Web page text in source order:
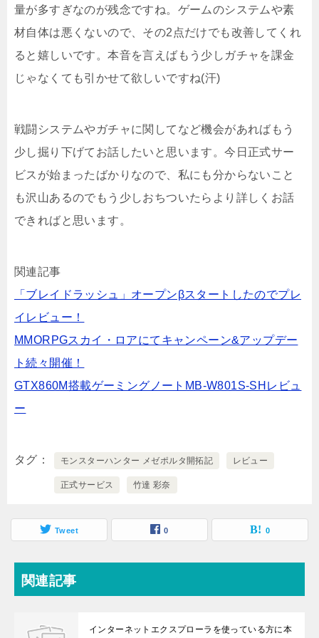
量が多すぎなのが残念ですね。ゲームのシステムや素
材自体は悪くないので、その2点だけでも改善してくれ
ると嬉しいです。本音を言えばもう少しガチャを課金
じゃなくても引かせて欲しいですね(汗)
戦闘システムやガチャに関してなど機会があればもう
少し掘り下げてお話したいと思います。今日正式サー
ビスが始まったばかりなので、私にも分からないこと
も沢山あるのでもう少しおちついたらより詳しくお話
できればと思います。
関連記事
「ブレイドラッシュ」オープンβスタートしたのでプレ
イレビュー！
MMORPGスカイ・ロアにてキャンペーン&アップデー
ト続々開催！
GTX860M搭載ゲーミングノートMB-W801S-SHレビュ
ー
タグ モンスターハンター メゼポルタ開拓記 レビュー
正式サービス 竹達 彩奈
Tweet 0 0
関連記事
インターネットエクスプローラを使っている方に本